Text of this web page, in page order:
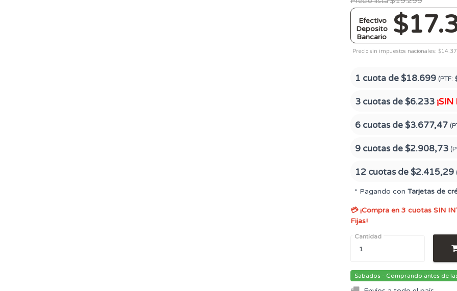
Efectivo
Deposito
Bancario
Precio sin impuestos nacionales:
1 cuota de$18.699 (PTF:
3 cuotas de$6.233
6 cuotas de$3.677,47
9 cuotas de$2.908,73
12 cuotas de$2.415,29
* Pagando con Tarjetas de
💳 ¡Compra en 3 cuotas SIN
Fijas!
Cantidad
Sabados - Comprando antes de